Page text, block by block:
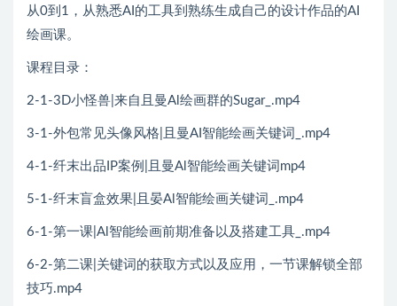
从0到1，从熟悉AI的工具到熟练生成自己的设计作品的AI
绘画课。
课程目录：
2-1-3D小怪兽|来自且曼Al绘画群的Sugar_.mp4
3-1-外包常见头像风格|且曼AI智能绘画关键词_.mp4
4-1-纤末出品IP案例|且曼Al智能绘画关键词mp4
5-1-纤末盲盒效果|且晏Al智能绘画关键词_.mp4
6-1-第一课|Al智能绘画前期准备以及搭建工具_.mp4
6-2-第二课|关键词的获取方式以及应用，一节课解锁全部
技巧.mp4